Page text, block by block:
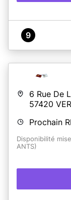
9
6 Rue De
57420
Prochain
Disponibilité
ANTS)